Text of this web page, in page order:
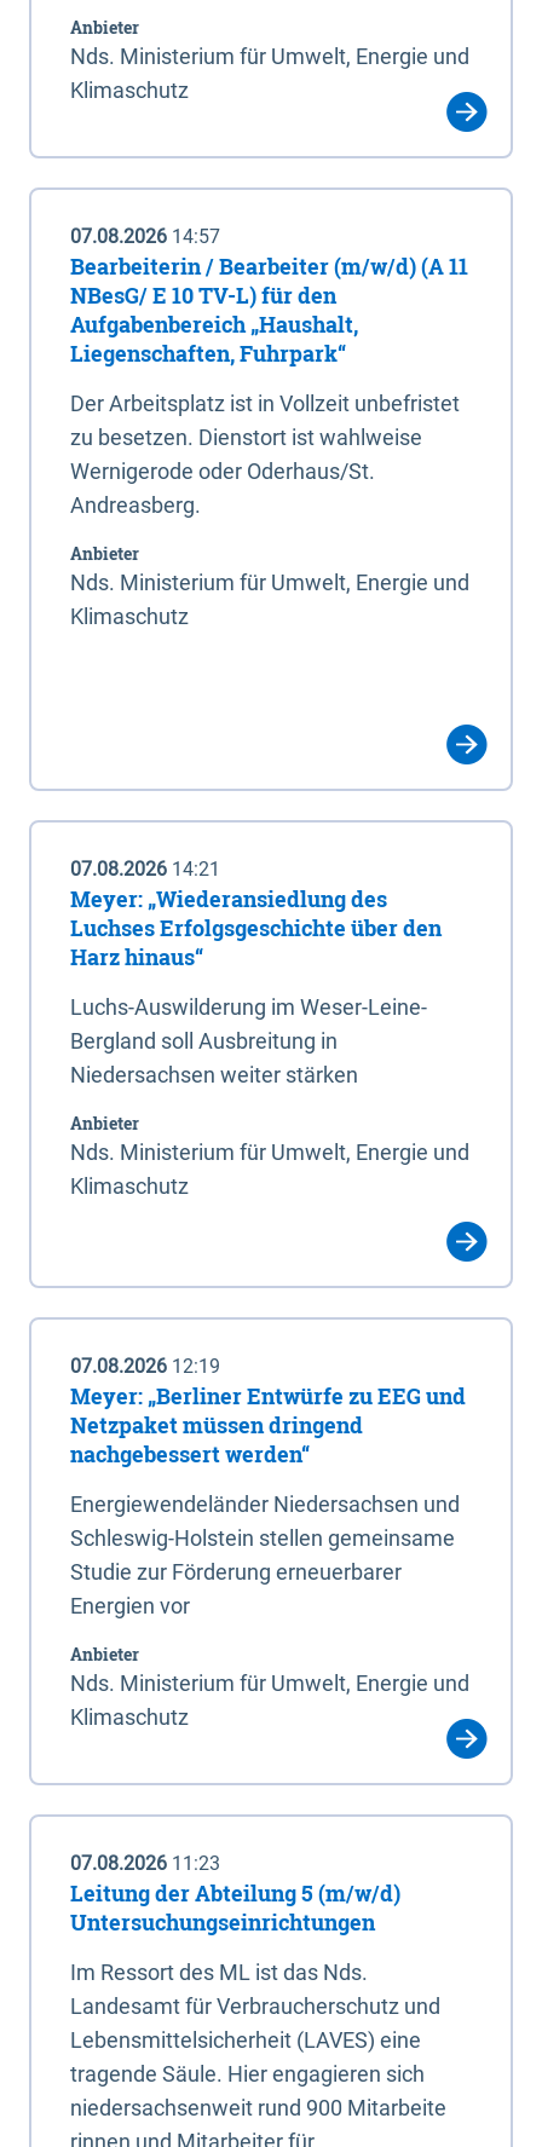
Anbieter
Nds. Ministerium für Umwelt, Energie und
Klimaschutz
07.08.2026 14:57
Bearbeiterin / Bearbeiter (m/w/d) (A 11
NBesG/ E 10 TV-L) für den
Aufgabenbereich „Haushalt,
Liegenschaften, Fuhrpark“
Der Arbeitsplatz ist in Vollzeit unbefristet
zu besetzen. Dienstort ist wahlweise
Wernigerode oder Oderhaus/St.
Andreasberg.
Anbieter
Nds. Ministerium für Umwelt, Energie und
Klimaschutz
07.08.2026 14:21
Meyer: „Wiederansiedlung des
Luchses Erfolgsgeschichte über den
Harz hinaus“
Luchs-Auswilderung im Weser-Leine-
Bergland soll Ausbreitung in
Niedersachsen weiter stärken
Anbieter
Nds. Ministerium für Umwelt, Energie und
Klimaschutz
07.08.2026 12:19
Meyer: „Berliner Entwürfe zu EEG und
Netzpaket müssen dringend
nachgebessert werden“
Energiewendeländer Niedersachsen und
Schleswig-Holstein stellen gemeinsame
Studie zur Förderung erneuerbarer
Energien vor
Anbieter
Nds. Ministerium für Umwelt, Energie und
Klimaschutz
07.08.2026 11:23
Leitung der Abteilung 5 (m/w/d)
Untersuchungseinrichtungen
Im Ressort des ML ist das Nds.
Landesamt für Verbraucherschutz und
Lebensmittelsicherheit (LAVES) eine
tragende Säule. Hier engagieren sich
niedersachsenweit rund 900 Mitarbeite